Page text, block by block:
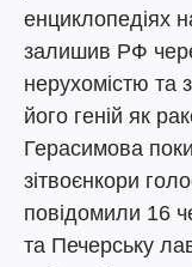
енциклопедіях
залишив РФ
нерухомістю та
його геній як
Герасимова
зітвоєнкори
повідомили 16
та Печерську